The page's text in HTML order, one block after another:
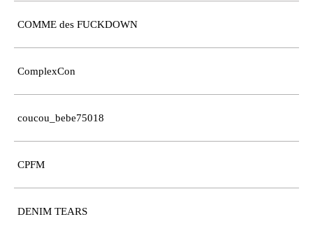
COMME des FUCKDOWN
ComplexCon
coucou_bebe75018
CPFM
DENIM TEARS